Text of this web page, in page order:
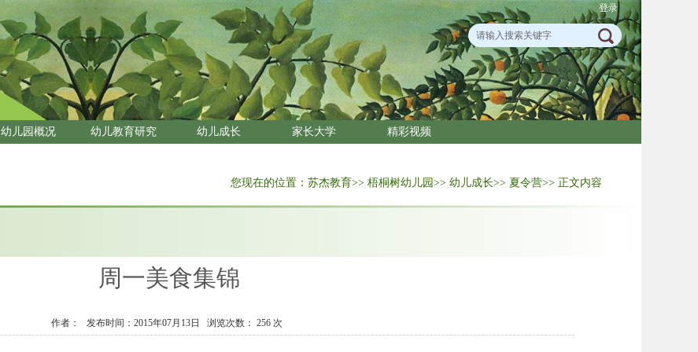
登录
幼儿园概况 幼儿教育研究 幼儿成长 家长大学 精彩视频
您现在的位置： 苏杰教育>> 梧桐树幼儿园 >> 幼儿成长>> 夏令营>> 正文内容
周一美食集锦
作者： 发布时间：2015年07月13日 浏览次数： 256 次